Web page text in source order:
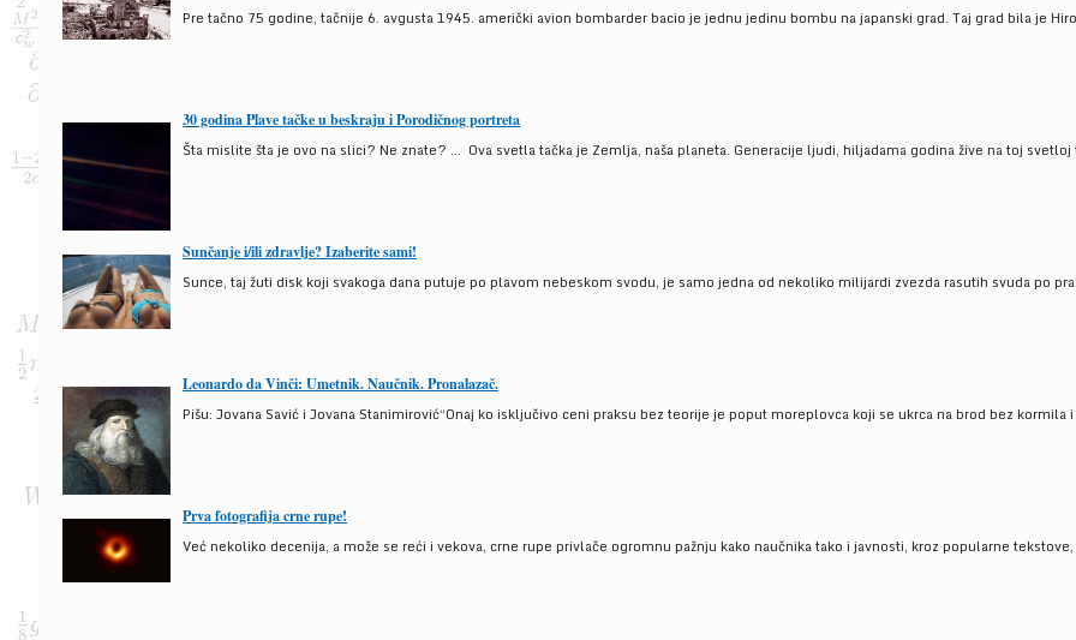
Pre tačno 75 godine, tačnije 6. avgusta 1945. američki avion bombarder bacio je jednu jedinu bombu na japanski grad. Taj grad bila je
30 godina Plave tačke u beskraju i Porodičnog portreta
Šta mislite šta je ovo na slici? Ne znate? … Ova svetla tačka je Zemlja, naša planeta. Generacije ljudi, hiljadama godina žive na toj
Sunčanje i/ili zdravlje? Izaberite sami!
Sunce, taj žuti disk koji svakoga dana putuje po plavom nebeskom svodu, je samo jedna od nekoliko milijardi zvezda rasutih svuda po
Leonardo da Vinči: Umetnik. Naučnik. Pronalazač.
Pišu: Jovana Savić i Jovana Stanimirović“Onaj ko isključivo ceni praksu bez teorije je poput moreplovca koji se ukrca na brod bez kormila
Prva fotografija crne rupe!
Već nekoliko decenija, a može se reći i vekova, crne rupe privlače ogromnu pažnju kako naučnika tako i javnosti, kroz popularne